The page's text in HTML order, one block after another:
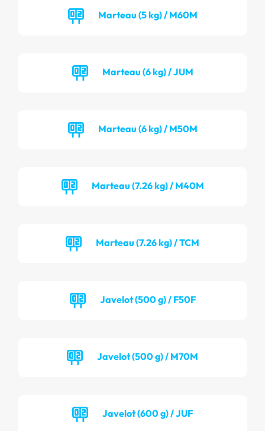
Marteau (5 kg) / M60M
Marteau (6 kg) / JUM
Marteau (6 kg) / M50M
Marteau (7.26 kg) / M40M
Marteau (7.26 kg) / TCM
Javelot (500 g) / F50F
Javelot (500 g) / M70M
Javelot (600 g) / JUF